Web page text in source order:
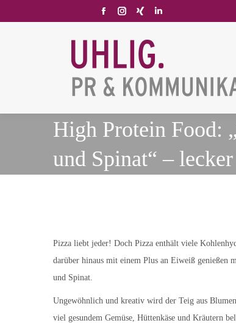
Facebook
opens
new
window
Instagram
opens
in
new
window
XING
opens
in
new
window
in
new
window
High Protein Food:
und Spinat“ –
Pizza liebt jeder! Doch Pizza enthält viele
darüber hinaus mit einem Plus an Eiweiß genießen
und Spinat.
Ungewöhnlich und kreativ wird der Teig aus
viel gesundem Gemüse, Hüttenkäse und Kräutern